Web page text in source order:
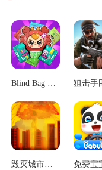
Blind Bag Game
毁灭城市无敌版